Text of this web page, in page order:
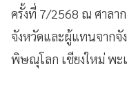
ครั้งที่ 7/2568 ณ ศาลาก
จังหวัดและผู้แทนจากจั
พิษณุโลก เชียงใหม่ พะ